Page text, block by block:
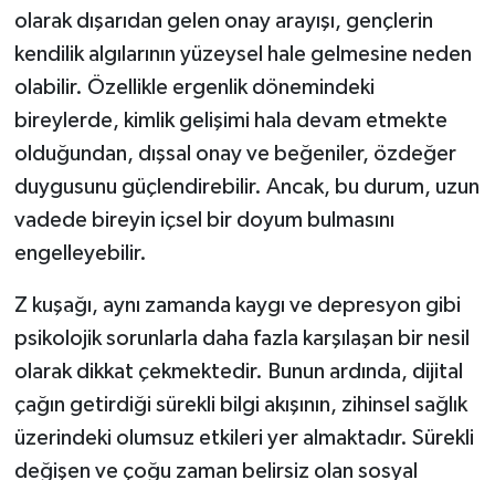
olarak dışarıdan gelen onay arayışı, gençlerin
kendilik algılarının yüzeysel hale gelmesine neden
olabilir. Özellikle ergenlik dönemindeki
bireylerde, kimlik gelişimi hala devam etmekte
olduğundan, dışsal onay ve beğeniler, özdeğer
duygusunu güçlendirebilir. Ancak, bu durum, uzun
vadede bireyin içsel bir doyum bulmasını
engelleyebilir.
Z kuşağı, aynı zamanda kaygı ve depresyon gibi
psikolojik sorunlarla daha fazla karşılaşan bir nesil
olarak dikkat çekmektedir. Bunun ardında, dijital
çağın getirdiği sürekli bilgi akışının, zihinsel sağlık
üzerindeki olumsuz etkileri yer almaktadır. Sürekli
değişen ve çoğu zaman belirsiz olan sosyal